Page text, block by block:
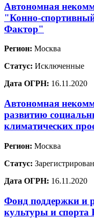
Автономная
"Конно-
Фактор"
Регион: Москва
Статус: Исключенные
Дата ОГРН: 16.11.2020
Автономная
развитию
климатических
Регион: Москва
Статус:
Дата ОГРН: 16.11.2020
Фонд поддержки и
культуры и